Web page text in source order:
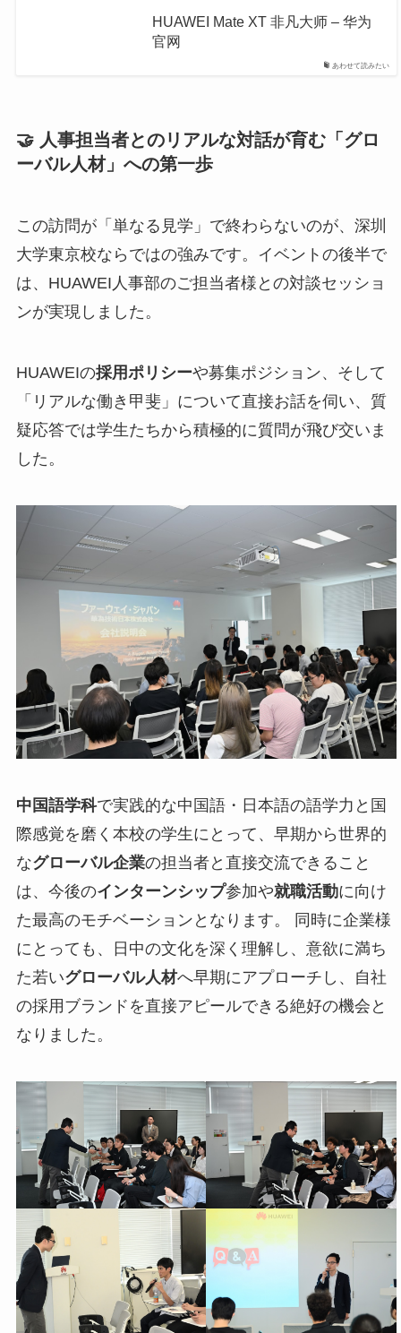
あわせて読みたい
HUAWEI Mate XT 非凡大师 – 华为
官网
🤝 人事担当者とのリアルな対話が育む「グロ
ーバル人材」への第一歩
この訪問が「単なる見学」で終わらないのが、深圳
大学東京校ならではの強みです。イベントの後半で
は、HUAWEI人事部のご担当者様との対談セッショ
ンが実現しました。
HUAWEIの採用ポリシーや募集ポジション、そして
「リアルな働き甲斐」について直接お話を伺い、質
疑応答では学生たちから積極的に質問が飛び交いま
した。
中国語学科で実践的な中国語・日本語の語学力と国
際感覚を磨く本校の学生にとって、早期から世界的
なグローバル企業の担当者と直接交流できること
は、今後のインターンシップ参加や就職活動に向け
た最高のモチベーションとなります。 同時に企業様
にとっても、日中の文化を深く理解し、意欲に満ち
た若いグローバル人材へ早期にアプローチし、自社
の採用ブランドを直接アピールできる絶好の機会と
なりました。